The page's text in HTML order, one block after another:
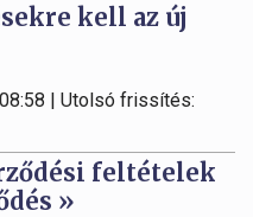
kell az új
| Utolsó frissítés:
feltételek
»